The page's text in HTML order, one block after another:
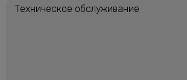
Техническое обслуживание